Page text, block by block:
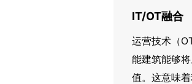
IT/OT融合
运营技术（
能建筑能够
值。这意味